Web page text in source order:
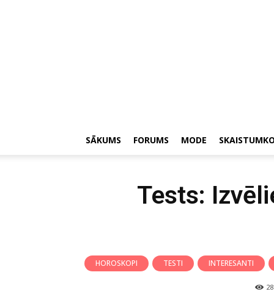
SĀKUMS FORUMS MODE
Tests:
HOROSKOPI TESTI INTERESANTI